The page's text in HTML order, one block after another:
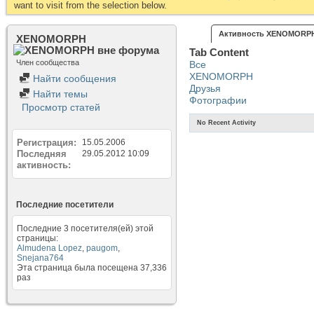
want to visit from the selection below.
XENOMORPH
Член сообщества
Найти сообщения
Найти темы
Просмотр статей
Регистрация 15.05.2006
Последняя
активность
29.05.2012 10:09
Последние посетители
Последние 3 посетителя(ей) этой
страницы:
Almudena Lopez, paugom,
Snejana764
Эта страница была посещена 37,336
раз
Активность
Tab Content
Все
XENOMORPH
Друзья
Фотографии
No Recent Activity